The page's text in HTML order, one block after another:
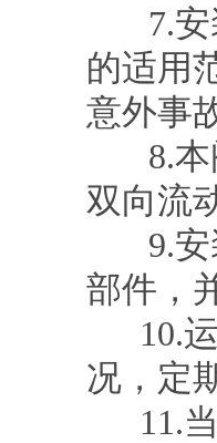
7.安
的适用
意外事
8.本
双向流
9.安
部件，
10.运
况，定
11.当